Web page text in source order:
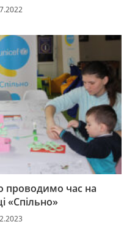
проводимо час на
«Спільно»